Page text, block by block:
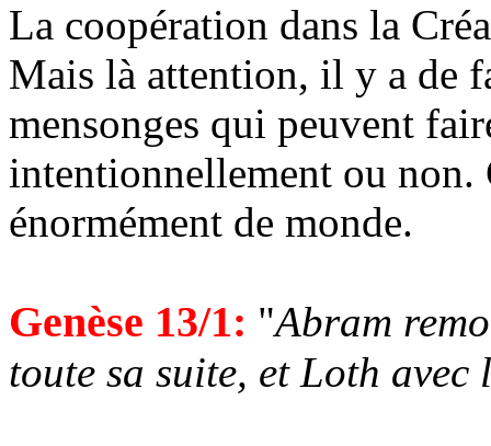
La coopération dans la
Mais là attention, il y a de
mensonges qui peuvent
intentionnellement ou non.
énormément de monde.
Genèse 13/1: "Abram
toute sa suite, et Loth